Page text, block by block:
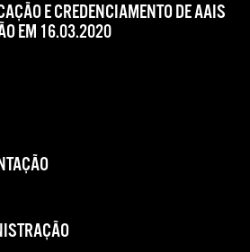
E CREDENCIAMENTO DE AAIS
EM 16.03.2020